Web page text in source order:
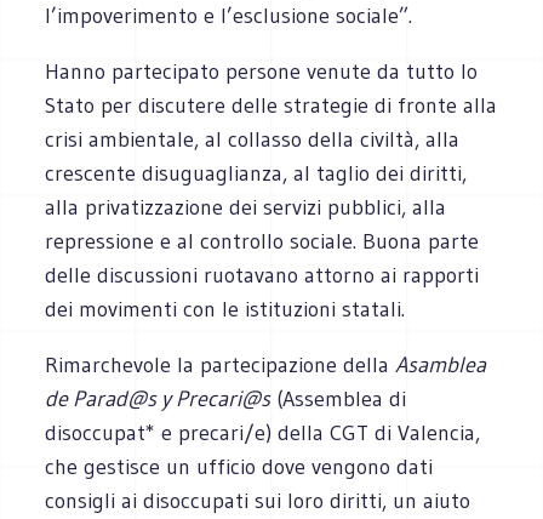
l’impoverimento e l’esclusione sociale”.
Hanno partecipato persone venute da tutto lo
Stato per discutere delle strategie di fronte alla
crisi ambientale, al collasso della civiltà, alla
crescente disuguaglianza, al taglio dei diritti,
alla privatizzazione dei servizi pubblici, alla
repressione e al controllo sociale. Buona parte
delle discussioni ruotavano attorno ai rapporti
dei movimenti con le istituzioni statali.
Rimarchevole la partecipazione dellaAsamblea
de Parad@s y Precari@s(Assemblea di
disoccupat* e precari/e) della CGT di Valencia,
che gestisce un ufficio dove vengono dati
consigli ai disoccupati sui loro diritti, un aiuto